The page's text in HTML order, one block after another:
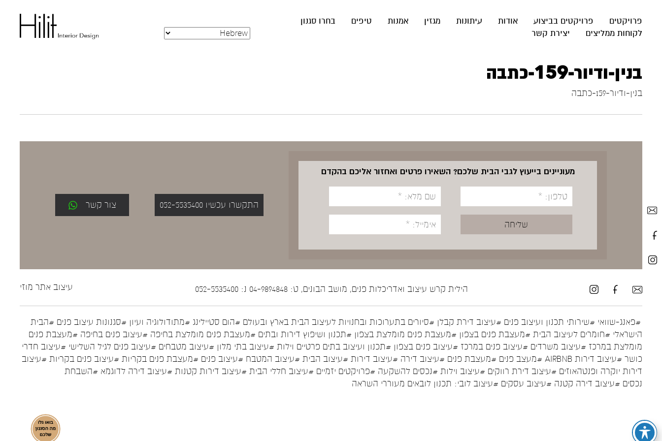
פרויקטים פרויקטים בביצוע אודות עיתונות מגזין אמנות טיפים
בחרו סגנון
לקוחות ממליצים
יצירת קשר
בנין-ודיור-159-כתבה
בנין-ודיור-159-כתבה
מעוניינים בייעוץ לגבי הבית שלכם? השאירו פרטים ואחזור אליכם בהקדם
התקשרו עכשיו 052-5535400 צור קשר
הילית קרש עיצוב ואדריכלות פנים, מושב הבונים, ט: 04-9894848 נ: 052-5535400 עיצוב אתר מוזי
#פאנג-שוואי #שירותי תכנון ועיצוב פנים #עיצוב דירת קבלן #סיורים בתערוכות ובחנויות לעיצוב הבית בארץ ובעולם #הום סטיילינג #מתודולוגיה ועיון #סגנונות עיצוב פנים #הבית
הישראלי #חומרים לעיצוב הבית #מעצבת פנים בצפון #מעצבת פנים מומלצת בצפון #תכנון ושיפוץ דירות ובתים #מעצבת פנים מומלצת בחיפה #עיצוב פנים בחיפה #מעצבת פנים
מומלצת במרכז #עיצוב משרדים #עיצוב פנים במרכז #עיצוב פנים בצפון #תכנון ועיצוב בתים פרטיים וילות #עיצוב בתי מלון #עיצוב מטבחים #עיצוב פנים לגיל השלישי #עיצוב חדרי
כושר #עיצוב דירות AIRBNB #מעצב פנים #מעצבת פנים #עיצוב דירה #עיצוב דירות #עיצוב הבית #עיצוב המטבח #עיצוב פנים #מעצבת פנים בקריות #עיצוב פנים בקריות #עיצוב
דירות יוקרה ופנטהאוזים #עיצוב דירת רווקים #עיצוב וילות #נכסים להשקעה #פרויקטים יזמיים #עיצוב חללי הבית #עיצוב דירות קטנות #עיצוב דירה לדוגמא #השבחת
נכסים #עיצוב דירה קטנה #עיצוב עסקים #עיצוב לובי: תכנון לובאים מעוררי השראה